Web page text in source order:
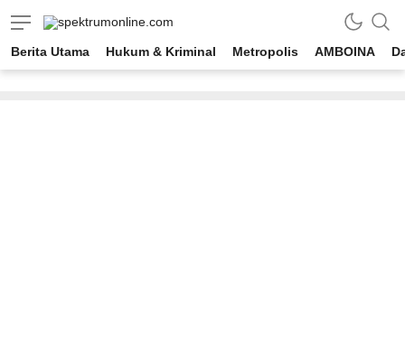
spektrumonline.com
Berita Utama Hukum & Kriminal Metropolis AMBOINA